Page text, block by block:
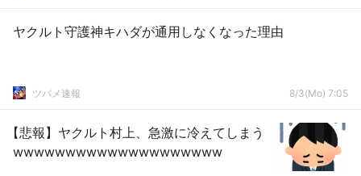
ヤクルト守護神キハダが通用しなくなった理由
ツバメ速報 8/3(Mo) 7:05
【悲報】ヤクルト村上、急激に冷えてしまう
wwwwwwwwwwwwwwwwwwww